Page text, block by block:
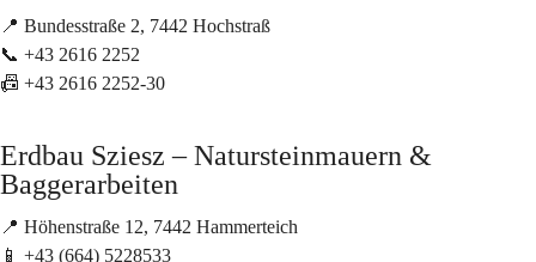
📍 Bundesstraße 2, 7442 Hochstraß
📞 +43 2616 2252
📠 +43 2616 2252-30
Erdbau Sziesz – Natursteinmauern &
Baggerarbeiten
📍 Höhenstraße 12, 7442 Hammerteich
📱 +43 (664) 5228533